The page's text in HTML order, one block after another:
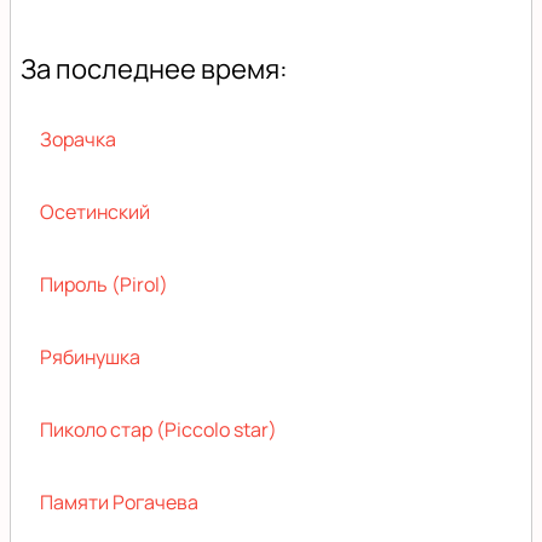
За последнее время:
Зорачка
Осетинский
Пироль (Pirol)
Рябинушка
Пиколо стар (Piccolo star)
Памяти Рогачева